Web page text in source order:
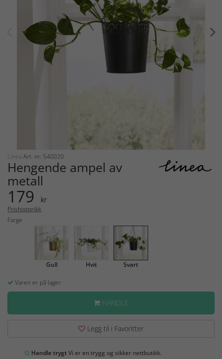
Linea Art. nr: 540020
Hengende ampel av
metall
179 kr
Prishistorikk
Farge
Gull Hvit Svart
Varen er på lager
HANDLE
Legg til i Favoritter
Handle trygtVi er en trygg og sikker nettbutikk.